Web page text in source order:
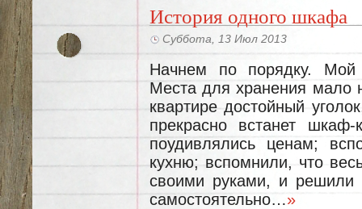
История одного шкафа
Суббота, 13 Июл 2013
Начнем по порядку.
Места для хранения мало
квартире достойный
прекрасно встанет
поудивлялись ценам;
кухню; вспомнили, что
своими руками, и решили
самостоятельно…»